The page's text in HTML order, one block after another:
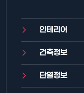
인테리어
건축정보
단열정보